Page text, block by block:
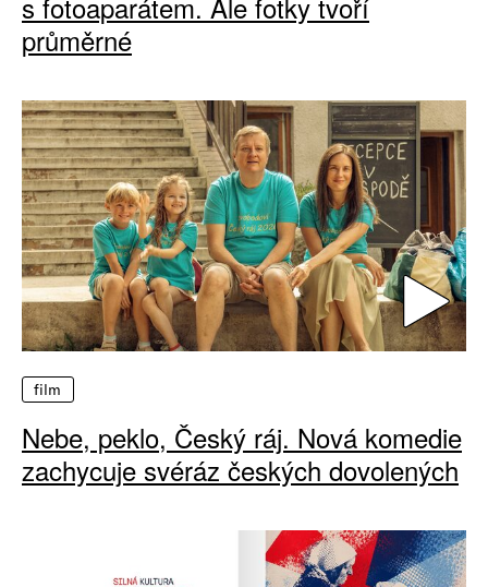
průměrné
film
Nebe, peklo, Český ráj. Nová komedie
zachycuje svéráz českých dovolených